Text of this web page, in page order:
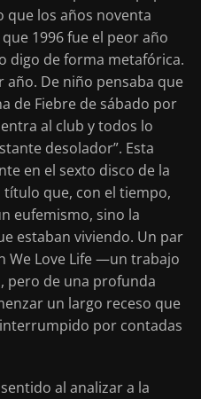
que los años noventa
1996 fue el peor año
digo de forma metafórica.
año. De niño pensaba que
de Fiebre de sábado por
al club y todos lo
desolador”. Esta
en el sexto disco de la
título que, con el tiempo,
eufemismo, sino la
estaban viviendo. Un par
We Love Life —un trabajo
pero de una profunda
un largo receso que
por contadas
al analizar a la